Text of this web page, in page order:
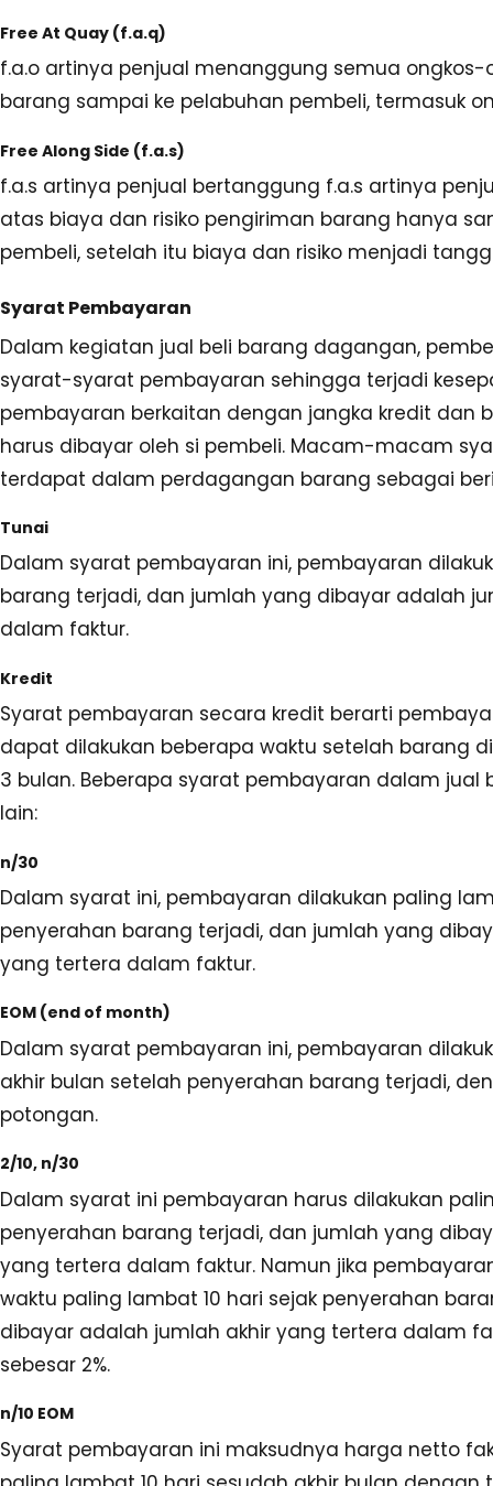
Free At Quay (f.a.q)
f.a.o artinya penjual menanggung semua
barang sampai ke pelabuhan pembeli, termasuk
Free Along Side (f.a.s)
f.a.s artinya penjual bertanggung f.a.s artinya
atas biaya dan risiko pengiriman barang hanya
pembeli, setelah itu biaya dan risiko menjadi
Syarat Pembayaran
Dalam kegiatan jual beli barang dagangan,
syarat-syarat pembayaran sehingga terjadi
pembayaran berkaitan dengan jangka kredit dan
harus dibayar oleh si pembeli. Macam-macam
terdapat dalam perdagangan barang sebagai
Tunai
Dalam syarat pembayaran ini, pembayaran
barang terjadi, dan jumlah yang dibayar adalah
dalam faktur.
Kredit
Syarat pembayaran secara kredit berarti
dapat dilakukan beberapa waktu setelah barang
3 bulan. Beberapa syarat pembayaran dalam jual
lain:
n/30
Dalam syarat ini, pembayaran dilakukan paling
penyerahan barang terjadi, dan jumlah yang
yang tertera dalam faktur.
EOM (end of month)
Dalam syarat pembayaran ini, pembayaran
akhir bulan setelah penyerahan barang terjadi,
potongan.
2/10, n/30
Dalam syarat ini pembayaran harus dilakukan
penyerahan barang terjadi, dan jumlah yang
yang tertera dalam faktur. Namun jika
waktu paling lambat 10 hari sejak penyerahan
dibayar adalah jumlah akhir yang tertera dalam
sebesar 2%.
n/10 EOM
Syarat pembayaran ini maksudnya harga netto